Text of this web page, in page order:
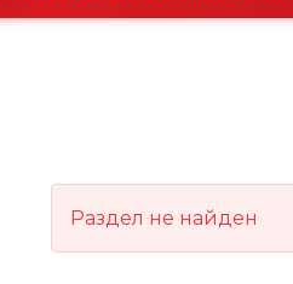
Раздел не найден